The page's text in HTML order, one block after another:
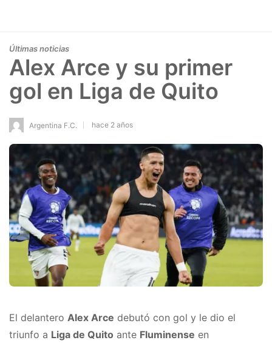
Últimas noticias
Alex Arce y su primer
gol en Liga de Quito
Argentina F.C. hace 2 años
El delantero Alex Arce debutó con gol y le dio el
triunfo a Liga de Quito ante Fluminense en